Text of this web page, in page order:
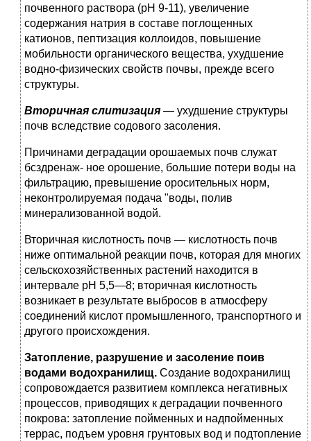
почвенного ра­створа (pH 9-11), увеличение
содержания натрия в составе поглощенных
катионов, пептизация коллоидов, повышение
мобильности органического вещества, ухудшение
водно-фи­зических свойств почвы, прежде всего
структуры.
Вторичная слитизация — ухудшение структуры
почв вслед­ствие содового засоления.
Причинами деградации орошаемых почв служат
бсздренаж- ное орошение, большие потери воды на
фильтрацию, превы­шение оросительных норм,
неконтролируемая подача "воды, полив
минерализованной водой.
Вторичная кислотность почв — кислотность почв
ниже оп­тимальной реакции почв, которая для многих
сельскохозяй­ственных растений находится в
интервале pH 5,5—8; вторич­ная кислотность
возникает в результате выбросов в атмосферу
соединений кислот промышленного, транспортного и
другого происхождения.
Затопление, разрушение и засоление поив
водами водохрани­лищ. Создание водохранилищ
сопровождается развитием ком­плекса негативных
процессов, приводящих к деградации по­чвенного
покрова: затопление пойменных и надпойменных
террас, подъем уровня грунтовых вод и подтопление